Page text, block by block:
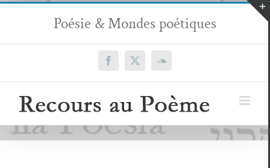
Passer
contenu
Poésie & Mondes poétiques
Facebook
X SoundCloud